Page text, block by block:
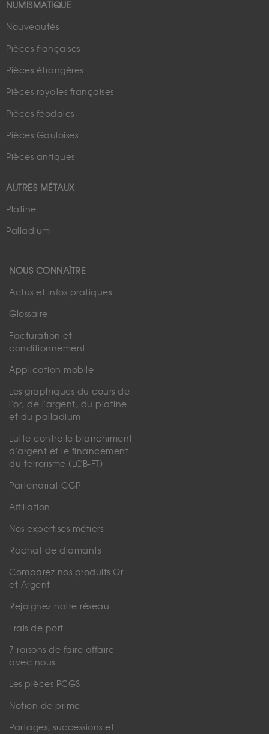
NUMISMATIQUE
Nouveautés
Pièces françaises
Pièces étrangères
Pièces royales françaises
Pièces féodales
Pièces Gauloises
Pièces antiques
AUTRES MÉTAUX
Platine
Palladium
NOUS CONNAÎTRE
Actus et infos pratiques
Glossaire
Facturation et
conditionnement
Application mobile
Les graphiques du cours de
l'or, de l'argent, du platine
et du palladium
Lutte contre le blanchiment
d'argent et le financement
du terrorisme (LCB-FT)
Partenariat CGP
Affiliation
Nos expertises métiers
Rachat de diamants
Comparez nos produits Or
et Argent
Rejoignez notre réseau
Frais de port
7 raisons de faire affaire
avec nous
Les pièces PCGS
Notion de prime
Partages, successions et